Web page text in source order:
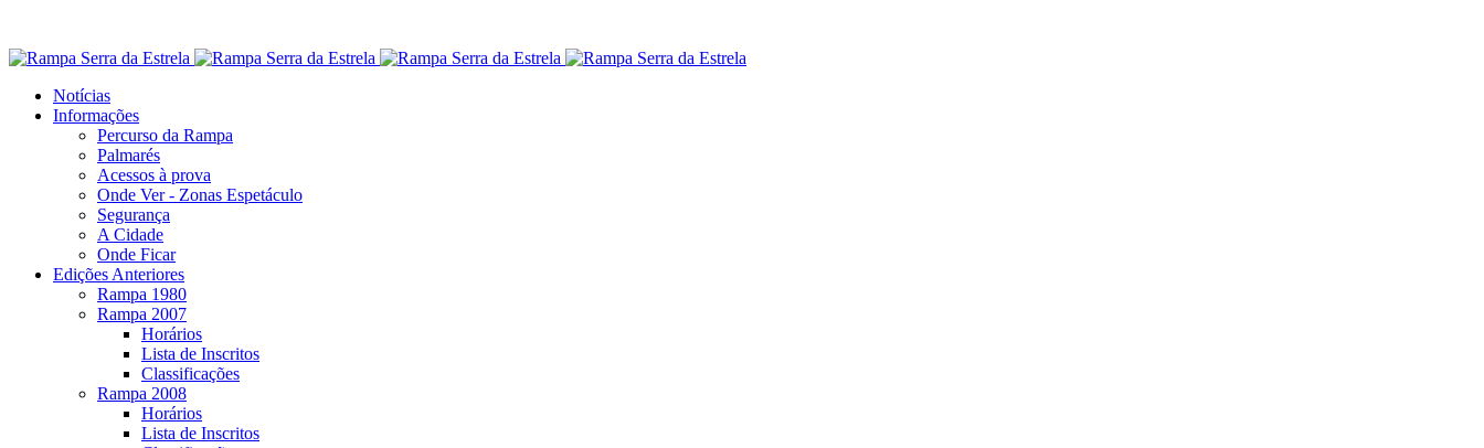
Notícias
Informações
Percurso da Rampa
Palmarés
Acessos à prova
Onde Ver - Zonas Espetáculo
Segurança
A Cidade
Onde Ficar
Edições Anteriores
Rampa 1980
Rampa 2007
Horários
Lista de Inscritos
Classificações
Rampa 2008
Horários
Lista de Inscritos